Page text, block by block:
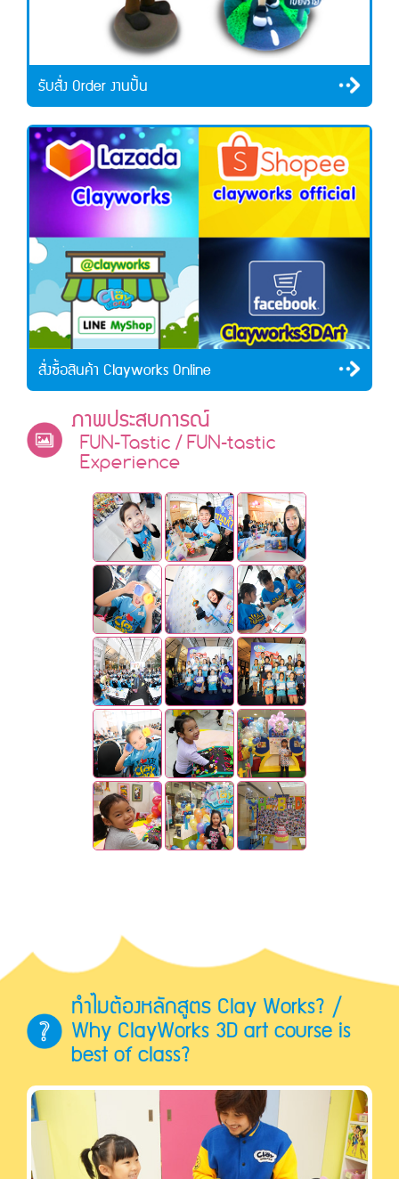
รับสั่ง Order งานปั้น
สั่งซื้อสินค้า Clayworks Online
ภาพประสบการณ์
FUN-Tastic / FUN-tastic
Experience
ทำไมต้องหลักสูตร Clay Works? /
Why ClayWorks 3D art course is
best of class?